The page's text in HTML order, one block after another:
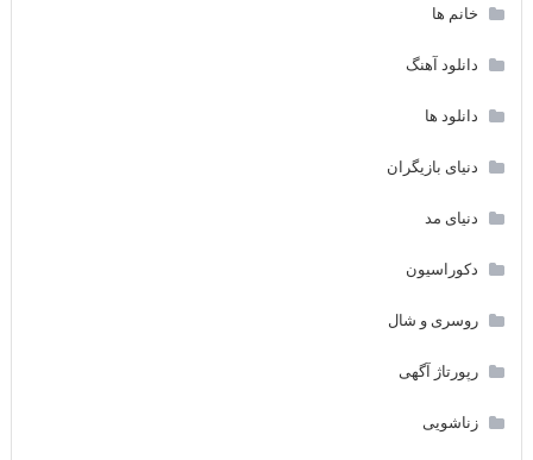
خانم ها
دانلود آهنگ
دانلود ها
دنیای بازیگران
دنیای مد
دکوراسیون
روسری و شال
رپورتاژ آگهی
زناشویی